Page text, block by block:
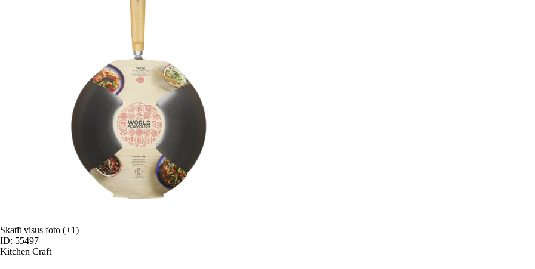
Skatīt visus foto (+1)
ID: 55497
Kitchen Craft